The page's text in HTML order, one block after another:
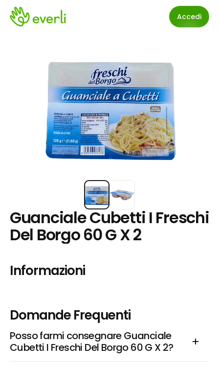
Accedi
Guanciale Cubetti I Freschi
Del Borgo 60 G X 2
Informazioni
Domande Frequenti
Posso farmi consegnare Guanciale
Cubetti I Freschi Del Borgo 60 G X 2?